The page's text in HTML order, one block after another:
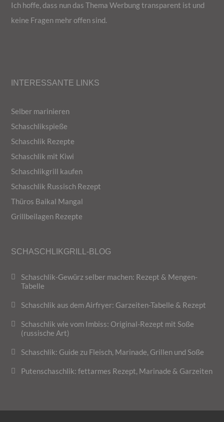
Ich hoffe, dass nun das Thema Werbung transparent ist und
keine Fragen mehr offen sind.
INTERESSANTE LINKS
Selber marinieren
Schaschlikspieße
Schaschlik Rezepte
Schaschlik mit Kiwi
Schaschlikgrill kaufen
Schaschlik Russisch Rezept
Thüros Baikal Mangal
Grillbeilagen Rezepte
SCHASCHLIKGRILL-BLOG
Schaschlik-Gewürz selber machen: Rezept & Mengen-
Tabelle
Schaschlik aus dem Airfryer: Garzeiten-Tabelle & Rezept
Schaschlik wie vom Imbiss: Original-Rezept mit Soße
(russische Art)
Schaschlik: Guide zu Fleisch, Marinade, Grillen und Soße
Putenschaschlik: fettarmes Rezept, Marinade & Garzeiten